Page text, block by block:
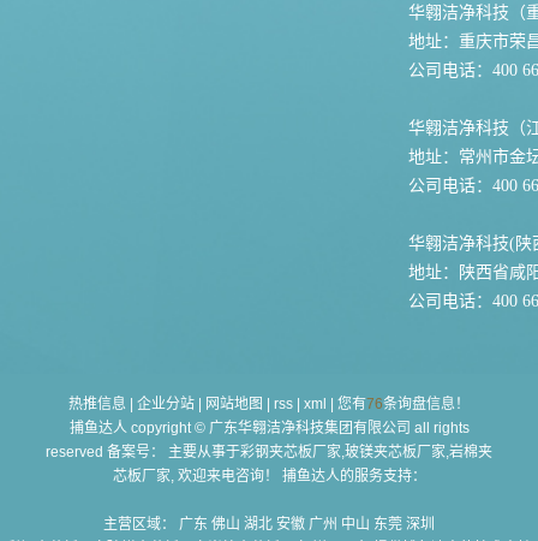
华翱洁净科技（
地址：重庆市荣
公司电话：400
华翱洁净科技（
地址：常州市金
公司电话：400
华翱洁净科技(陕
地址：陕西省咸
公司电话：400
热推信息 企业分站 网站地图 rss xml 您有76条询盘信息！
捕鱼达人 copyright © 广东华翱洁净科技集团有限公司 all rights
reserved 备案号： 主要从事于彩钢夹芯板厂家,玻镁夹芯板厂家,岩棉夹
芯板厂家, 欢迎来电咨询！ 捕鱼达人的服务支持：
主营区域： 广东 佛山 湖北 安徽 广州 中山 东莞 深圳